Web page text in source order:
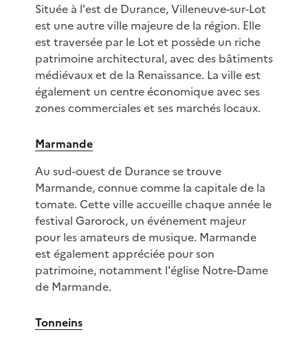
Située à l'est de Durance, Villeneuve-sur-Lot
est une autre ville majeure de la région. Elle
est traversée par le Lot et possède un riche
patrimoine architectural, avec des bâtiments
médiévaux et de la Renaissance. La ville est
également un centre économique avec ses
zones commerciales et ses marchés locaux.
Marmande
Au sud-ouest de Durance se trouve
Marmande, connue comme la capitale de la
tomate. Cette ville accueille chaque année le
festival Garorock, un événement majeur
pour les amateurs de musique. Marmande
est également appréciée pour son
patrimoine, notamment l'église Notre-Dame
de Marmande.
Tonneins